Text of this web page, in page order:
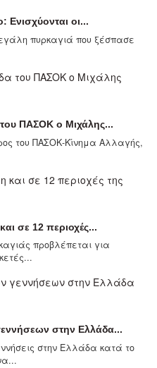
Ενισχύονται οι...
πυρκαγιά που ξέσπασε
ΠΑΣΟΚ ο Μιχάλης...
του ΠΑΣΟΚ-Κίνημα Αλλαγής,
σε 12 περιοχές...
προβλέπεται για
στην Ελλάδα...
στην Ελλάδα κατά το